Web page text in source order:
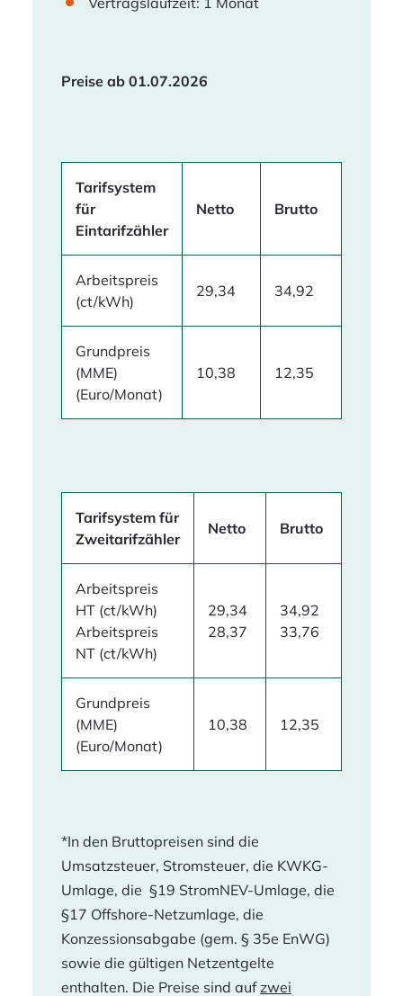
Preise ab 01.07.2026
Tarifsystem
für
Eintarifzähler
Netto Brutto
Arbeitspreis
(ct/kWh)
29,34 34,92
Grundpreis
(MME)
(Euro/Monat)
10,38 12,35
Tarifsystem für
Zweitarifzähler
Netto Brutto
Arbeitspreis
HT (ct/kWh)
Arbeitspreis
NT (ct/kWh)
29,34
28,37
34,92
33,76
Grundpreis
(MME)
(Euro/Monat)
10,38 12,35
*In den Bruttopreisen sind die
Umsatzsteuer, Stromsteuer, die KWKG-
Umlage, die §19 StromNEV-Umlage, die
§17 Offshore-Netzumlage, die
Konzessionsabgabe (gem. § 35e EnWG)
sowie die gültigen Netzentgelte
enthalten. Die Preise sind aufzwei